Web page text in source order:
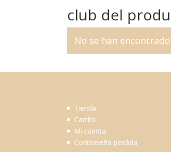
club del
No se han
Tienda
Carrito
Mi cuenta
Contraseña perdida